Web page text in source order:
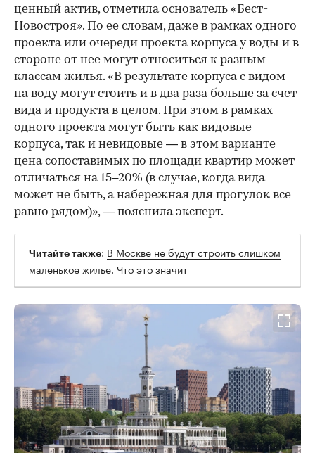
ценный актив, отметила основатель «Бест-
Новостроя». По ее словам, даже в рамках одного
проекта или очереди проекта корпуса у воды и в
стороне от нее могут относиться к разным
классам жилья. «В результате корпуса с видом
на воду могут стоить и в два раза больше за счет
вида и продукта в целом. При этом в рамках
одного проекта могут быть как видовые
корпуса, так и невидовые — в этом варианте
цена сопоставимых по площади квартир может
отличаться на 15–20% (в случае, когда вида
может не быть, а набережная для прогулок все
равно рядом)», — пояснила эксперт.
Читайте также: В Москве не будут строить слишком
маленькое жилье. Что это значит